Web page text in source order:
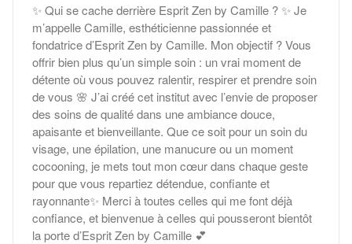
✨ Qui se cache derrière Esprit Zen by Camille ? ✨ Je
m’appelle Camille, esthéticienne passionnée et
fondatrice d’Esprit Zen by Camille. Mon objectif ? Vous
offrir bien plus qu’un simple soin : un vrai moment de
détente où vous pouvez ralentir, respirer et prendre soin
de vous 🌸 J’ai créé cet institut avec l’envie de proposer
des soins de qualité dans une ambiance douce,
apaisante et bienveillante. Que ce soit pour un soin du
visage, une épilation, une manucure ou un moment
cocooning, je mets tout mon cœur dans chaque geste
pour que vous repartiez détendue, confiante et
rayonnante✨ Merci à toutes celles qui me font déjà
confiance, et bienvenue à celles qui pousseront bientôt
la porte d’Esprit Zen by Camille 💕